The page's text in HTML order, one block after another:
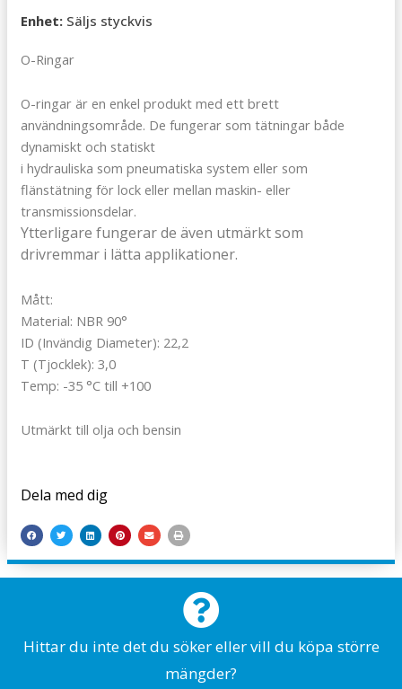
Enhet: Säljs styckvis
O-Ringar
O-ringar är en enkel produkt med ett brett
användningsområde. De fungerar som tätningar både
dynamiskt och statiskt
i hydrauliska som pneumatiska system eller som
flänstätning för lock eller mellan maskin- eller
transmissionsdelar.
Ytterligare fungerar de även utmärkt som
drivremmar i lätta applikationer.
Mått:
Material: NBR 90°
ID (Invändig Diameter): 22,2
T (Tjocklek): 3,0
Temp: -35 °C till +100
Utmärkt till olja och bensin
Dela med dig
Hittar du inte det du söker eller vill du köpa större
mängder?